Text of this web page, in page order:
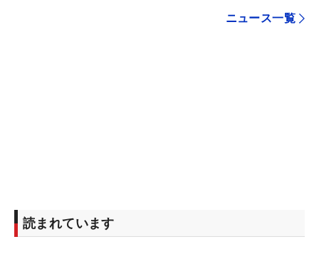
ニュース一覧
読まれています